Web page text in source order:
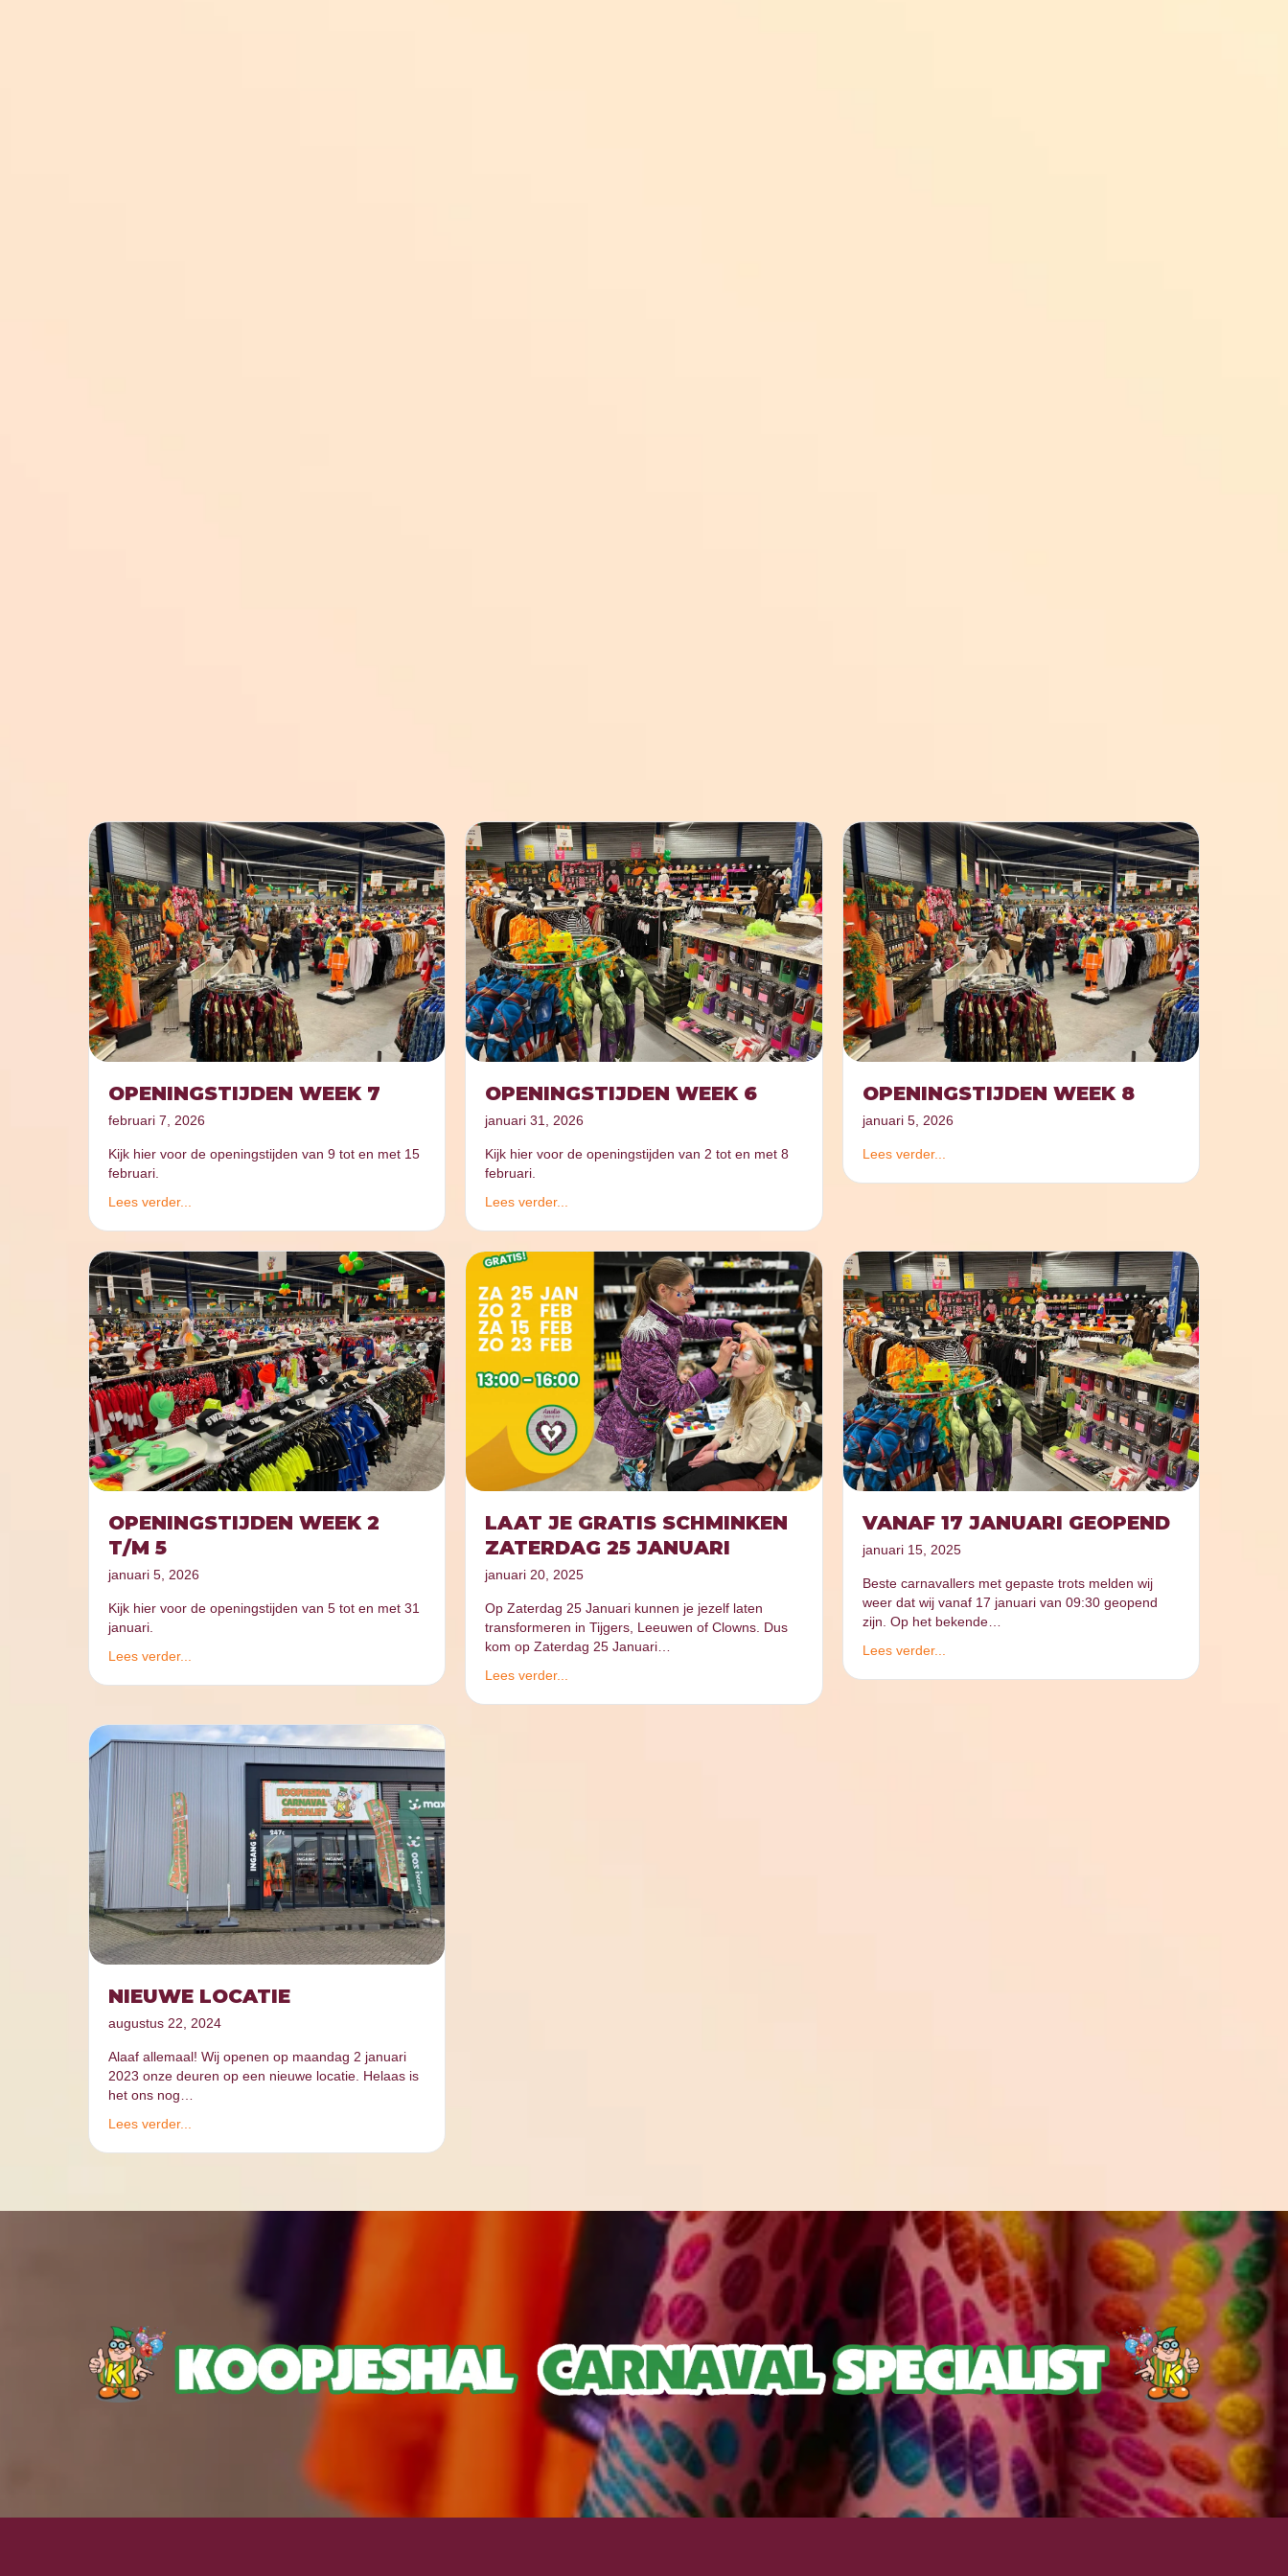
OPENINGSTIJDEN WEEK 7
februari 7, 2026
Kijk hier voor de openingstijden van 9 tot en met 15
februari.
Lees verder...
OPENINGSTIJDEN WEEK 6
januari 31, 2026
Kijk hier voor de openingstijden van 2 tot en met 8
februari.
Lees verder...
OPENINGSTIJDEN WEEK 8
januari 5, 2026
Lees verder...
OPENINGSTIJDEN WEEK 2
T/M 5
januari 5, 2026
Kijk hier voor de openingstijden van 5 tot en met 31
januari.
Lees verder...
LAAT JE GRATIS SCHMINKEN
ZATERDAG 25 JANUARI
januari 20, 2025
Op Zaterdag 25 Januari kunnen je jezelf laten
transformeren in Tijgers, Leeuwen of Clowns. Dus
kom op Zaterdag 25 Januari…
Lees verder...
VANAF 17 JANUARI GEOPEND
januari 15, 2025
Beste carnavallers met gepaste trots melden wij
weer dat wij vanaf 17 januari van 09:30 geopend
zijn. Op het bekende…
Lees verder...
NIEUWE LOCATIE
augustus 22, 2024
Alaaf allemaal! Wij openen op maandag 2 januari
2023 onze deuren op een nieuwe locatie. Helaas is
het ons nog…
Lees verder...